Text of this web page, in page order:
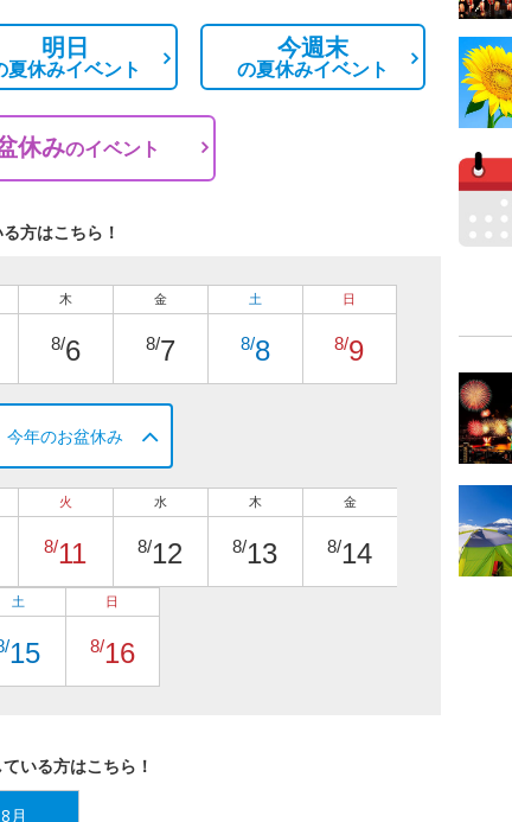
明日
夏休みイベント
今週末
の夏休みイベント
休みのイベント
方はこちら！
木
8/6
金
8/7
土
8/8
日
8/9
今年のお盆休み
火
8/11
水
8/12
木
8/13
金
8/14
土
15
日
8/16
いる方はこちら！
8月